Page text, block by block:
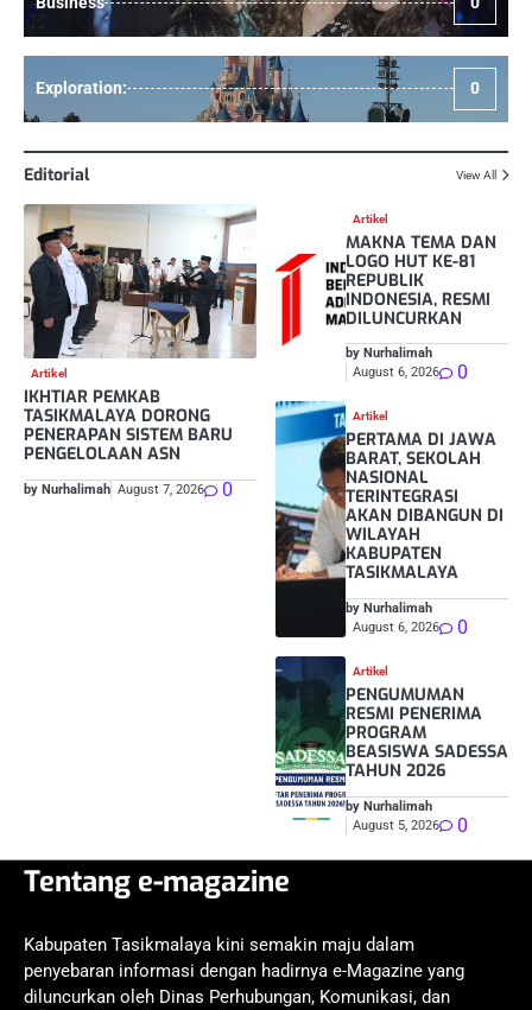
Exploration: 0
Editorial View All
Artikel
IKHTIAR PEMKAB
TASIKMALAYA DORONG
PENERAPAN SISTEM BARU
PENGELOLAAN ASN
by Nurhalimah August 7, 2026 0
Artikel
MAKNA TEMA DAN
LOGO HUT KE-81
REPUBLIK
INDONESIA, RESMI
DILUNCURKAN
by Nurhalimah
August 6, 2026
0
Artikel
PERTAMA DI JAWA
BARAT, SEKOLAH
NASIONAL
TERINTEGRASI
AKAN DIBANGUN DI
WILAYAH
KABUPATEN
TASIKMALAYA
by Nurhalimah
August 6, 2026
0
Artikel
PENGUMUMAN
RESMI PENERIMA
PROGRAM
BEASISWA SADESSA
TAHUN 2026
by Nurhalimah
August 5, 2026
0
Tentang e-magazine
Kabupaten Tasikmalaya kini semakin maju dalam
penyebaran informasi dengan hadirnya e-Magazine yang
diluncurkan oleh Dinas Perhubungan, Komunikasi, dan